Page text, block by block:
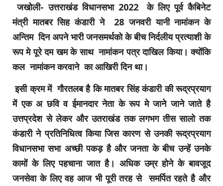
जखोली- उत्तराखंड विधानसभा 2022 के लिए पूर्व कैबिनेट
मंत्री मातबर सिह कंडारी ने 28 जनवरी यानी नामांकन के
अन्तिम दिन अपने भारी जनसमर्थको के बीच निर्दलीय प्रत्याशी के
रूप मे पूरे दम खम के साथ नामांकन पत्र दाखिल किया। क्योंकि
कल नामांकन करवाने का आखिरी दिन था।
इसी क्रम में गौरतलब है कि मातबर सिंह कंडारी की रूद्रप्रयाग
में एक अ छवि व ईमानदार नेता के रूप मे जाने जाने जाते है
उत्तप्रदेश से लेकर और उतराखंड तक लगभग तीस सालो तक
कंडारी ने प्रतिनिधित्व किया जिस कारण से उनकी रूद्रप्रयाग
विधानसभा सभा अच्छी पकड़ है और जनता के बीच उन्हें उनके
कामों के लिए पहचाना जात है। अधिक उम्र होने के बावजूद
जनसेवा के लिए वह आज भी पूरी तरह से समर्पित रहते है और